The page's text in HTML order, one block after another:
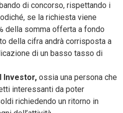
di concorso, rispettando i
se la richiesta viene
della somma offerta a fondo
della cifra andrà corrisposta a
di un basso tasso di
Investor, ossia una persona che
interessanti da poter
richiedendo un ritorno in